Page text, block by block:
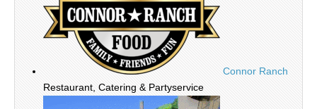
Connor Ranch
Restaurant, Catering & Partyservice